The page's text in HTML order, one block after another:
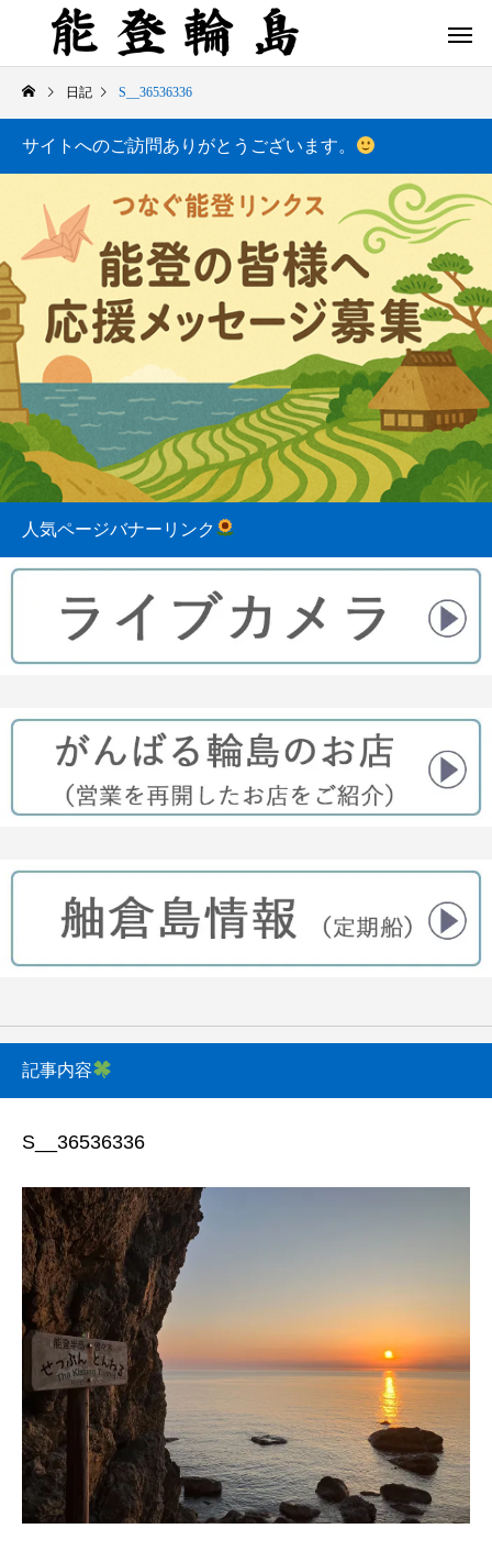
白米千枚田 あぜのきらめき（アルバム）
2023.08.31
今日の白米千枚田
日記 S__36536336
サイトへのご訪問ありがとうございます。
人気ページバナーリンク
記事内容
S__36536336